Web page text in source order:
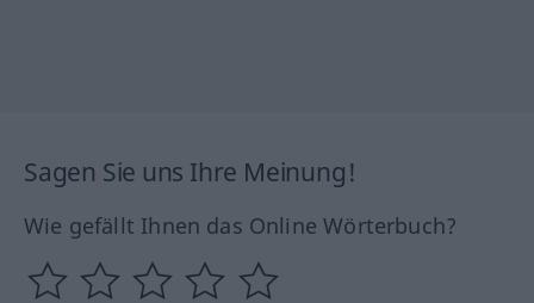
Sagen Sie uns Ihre Meinung!
Wie gefällt Ihnen das Online Wörterbuch?